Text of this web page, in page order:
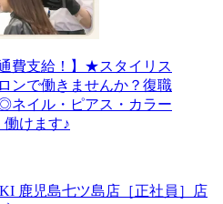
費支給！】★スタイリス
ンで働きませんか？復職
ネイル・ピアス・カラー
けます♪
鹿児島七ツ島店［正社員］店